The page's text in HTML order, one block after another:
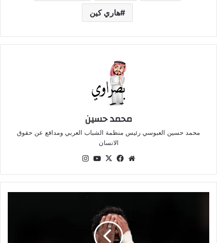
هاري كين
محمد حسين
محمد حسين العبوسي رئيس منظمة الشباب العربي ومدافع عن حقوق
الانسان
موقعفيسبوك
‫X
‫YouTube